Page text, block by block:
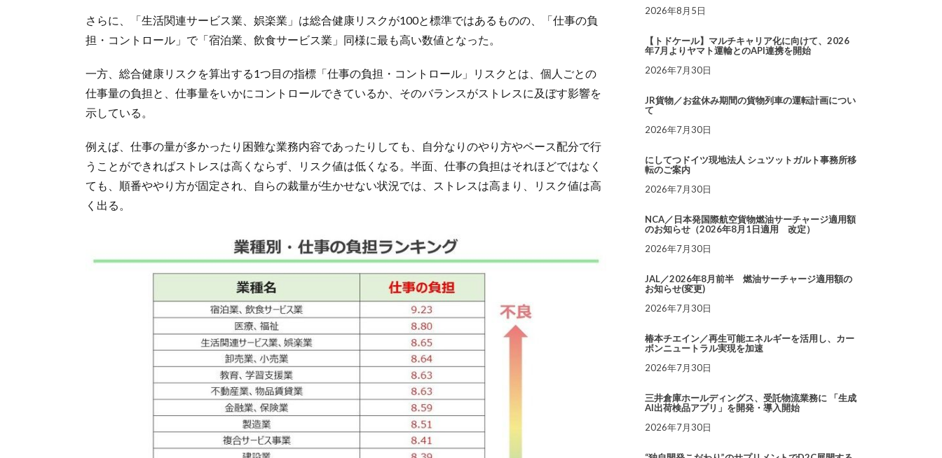
さらに、「生活関連サービス業、娯楽業」は総合健康リスクが100と標準ではあるものの、「仕事の負
担・コントロール」で「宿泊業、飲食サービス業」同様に最も高い数値となった。
一方、総合健康リスクを算出する1つ目の指標「仕事の負担・コントロール」リスクとは、個人ごとの
仕事量の負担と、仕事量をいかにコントロールできているか、そのバランスがストレスに及ぼす影響を
示している。
例えば、仕事の量が多かったり困難な業務内容であったりしても、自分なりのやり方やペース配分で行
うことができればストレスは高くならず、リスク値は低くなる。半面、仕事の負担はそれほどではなく
ても、順番ややり方が固定され、自らの裁量が生かせない状況では、ストレスは高まり、リスク値は高
く出る。
2026年8月5日
【トドケール】マルチキャリア化に向けて、2026
年7月よりヤマト運輸とのAPI連携を開始
2026年7月30日
JR貨物／お盆休み期間の貨物列車の運転計画につい
て
2026年7月30日
にしてつドイツ現地法人 シュツットガルト事務所移
転のご案内
2026年7月30日
NCA／日本発国際航空貨物燃油サーチャージ適用額
のお知らせ（2026年8月1日適用 改定）
2026年7月30日
JAL／2026年8月前半 燃油サーチャージ適用額の
お知らせ(変更)
2026年7月30日
椿本チエイン／再生可能エネルギーを活用し、カー
ボンニュートラル実現を加速
2026年7月30日
三井倉庫ホールディングス、受託物流業務に 「生成
AI出荷検品アプリ」を開発・導入開始
2026年7月30日